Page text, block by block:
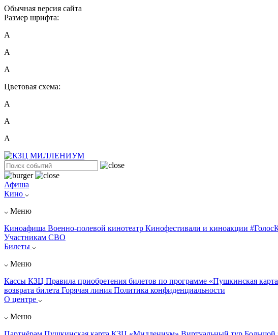
Обычная версия сайта
Размер шрифта:
A
A
A
Цветовая схема:
А
А
А
Афиша
Кино
Меню
Киноафиша Военно-полевой кинотеатр Кинофестивали и киноакции
Участникам СВО
Билеты
Меню
Кассы КЗЦ Правила приобретения билетов по программе «Пушкинская
возврата билета Горячая линия Политика конфиденциальности
О центре
Меню